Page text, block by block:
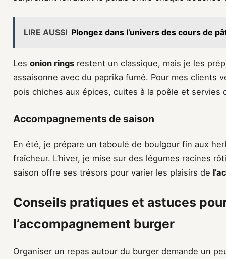
LIRE AUSSI Plongez dans l’univers des cours de
Les onion rings restent un classique, mais je les
assaisonne avec du paprika fumé. Pour mes clients
pois chiches aux épices, cuites à la poêle et servies
Accompagnements de saison
En été, je prépare un taboulé de boulgour fin aux
fraîcheur. L’hiver, je mise sur des légumes racines
saison offre ses trésors pour varier les plaisirs de
Conseils pratiques et astuces
l’accompagnement burger
Organiser un repas autour du burger demande un